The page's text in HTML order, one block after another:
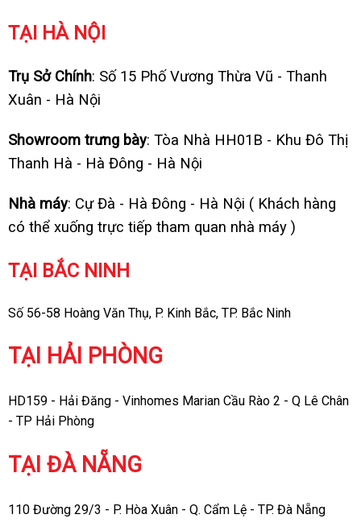
TẠI HÀ NỘI
Trụ Sở Chính: Số 15 Phố Vương Thừa Vũ - Thanh
Xuân - Hà Nội
Showroom trưng bày: Tòa Nhà HH01B - Khu Đô Thị
Thanh Hà - Hà Đông - Hà Nội
Nhà máy: Cự Đà - Hà Đông - Hà Nội ( Khách hàng
có thể xuống trực tiếp tham quan nhà máy )
TẠI BẮC NINH
Số 56-58 Hoàng Văn Thụ, P. Kinh Bắc, TP. Bắc Ninh
TẠI HẢI PHÒNG
HD159 - Hải Đăng - Vinhomes Marian Cầu Rào 2 - Q Lê Chân
- TP Hải Phòng
TẠI ĐÀ NẴNG
110 Đường 29/3 - P. Hòa Xuân - Q. Cẩm Lệ - TP. Đà Nẵng